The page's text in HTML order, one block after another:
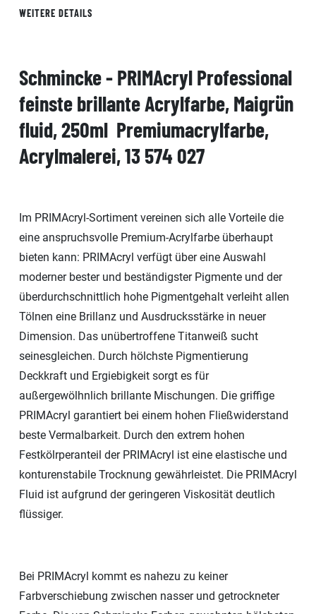
WEITERE DETAILS
Schmincke - PRIMAcryl Professional
feinste brillante Acrylfarbe, Maigrün
fluid, 250ml Premiumacrylfarbe,
Acrylmalerei, 13 574 027
Im PRIMAcryl-Sortiment vereinen sich alle Vorteile die
eine anspruchsvolle Premium-Acrylfarbe überhaupt
bieten kann: PRIMAcryl verfügt über eine Auswahl
moderner bester und beständigster Pigmente und der
überdurchschnittlich hohe Pigmentgehalt verleiht allen
Tölnen eine Brillanz und Ausdrucksstärke in neuer
Dimension. Das unübertroffene Titanweiß sucht
seinesgleichen. Durch hölchste Pigmentierung
Deckkraft und Ergiebigkeit sorgt es für
außergewölhnlich brillante Mischungen. Die griffige
PRIMAcryl garantiert bei einem hohen Fließwiderstand
beste Vermalbarkeit. Durch den extrem hohen
Festkölrperanteil der PRIMAcryl ist eine elastische und
konturenstabile Trocknung gewährleistet. Die PRIMAcryl
Fluid ist aufgrund der geringeren Viskosität deutlich
flüssiger.
Bei PRIMAcryl kommt es nahezu zu keiner
Farbverschiebung zwischen nasser und getrockneter